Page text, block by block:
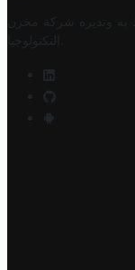
وتديره
شركة مخزن
التكنولوجيا